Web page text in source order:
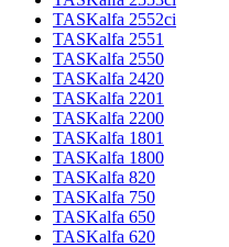
TASKalfa 2552ci
TASKalfa 2551
TASKalfa 2550
TASKalfa 2420
TASKalfa 2201
TASKalfa 2200
TASKalfa 1801
TASKalfa 1800
TASKalfa 820
TASKalfa 750
TASKalfa 650
TASKalfa 620